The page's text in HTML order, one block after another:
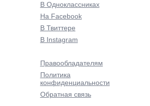
В Одноклассниках
На Facebook
В Твиттере
В Instagram
Правообладателям
Политика
конфиденциальности
Обратная связь